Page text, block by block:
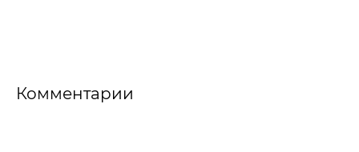
Комментарии